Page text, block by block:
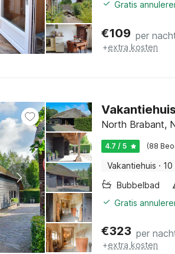
Gratis
€109 per
+extra kosten
North Brabant,
4.7 / 5 (88
Vakantiehuis · 10
Bubbelbad
Gratis
€323 per
+extra kosten